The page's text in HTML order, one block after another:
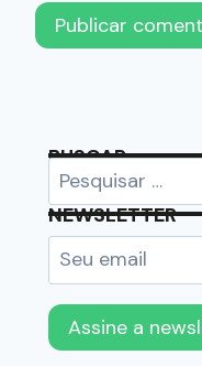
BUSCAR
NEWSLETTER